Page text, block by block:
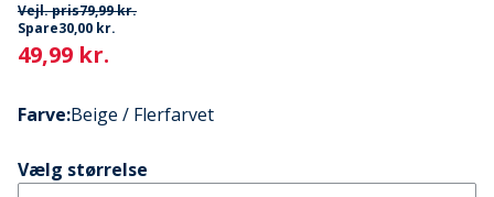
Vejl. pris79,99 kr.
Spare30,00 kr.
Current
49,99 kr.
Farve:Beige / Flerfarvet
Vælg størrelse